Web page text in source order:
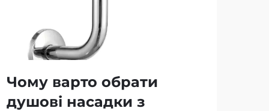
Чому варто обрати
душові насадки з